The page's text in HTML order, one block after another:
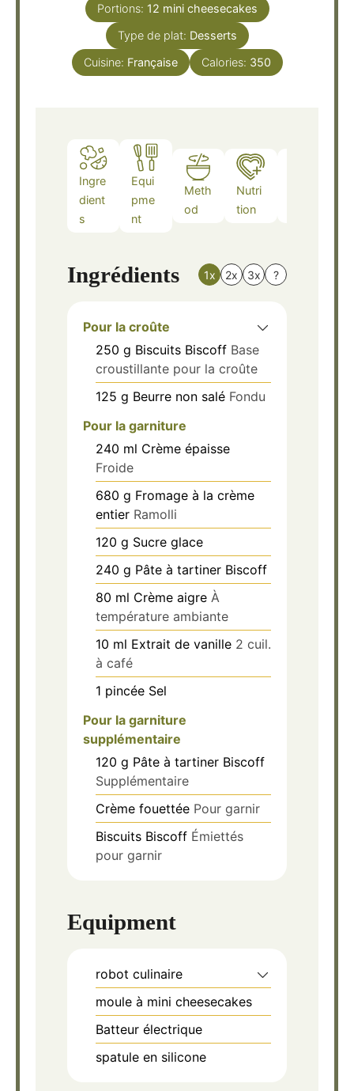
Portions: 12 mini cheesecakes
Type de plat: Desserts
Cuisine: Française Calories: 350
Ingre
dient
s
Equi
pme
nt
Meth
od
Nutri
tion
Ingrédients 1x 2x 3x ?
Pour la croûte
250 g Biscuits Biscoff Base
croustillante pour la croûte
125 g Beurre non salé Fondu
Pour la garniture
240 ml Crème épaisse
Froide
680 g Fromage à la crème
entier Ramolli
120 g Sucre glace
240 g Pâte à tartiner Biscoff
80 ml Crème aigre À
température ambiante
10 ml Extrait de vanille 2 cuil.
à café
1 pincée Sel
Pour la garniture
supplémentaire
120 g Pâte à tartiner Biscoff
Supplémentaire
Crème fouettée Pour garnir
Biscuits Biscoff Émiettés
pour garnir
Equipment
robot culinaire
moule à mini cheesecakes
Batteur électrique
spatule en silicone